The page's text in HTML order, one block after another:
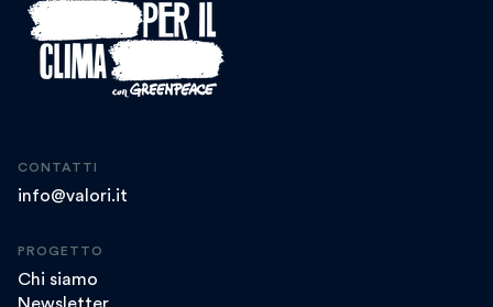
CONTATTI
info@valori.it
PROGETTO
Chi siamo